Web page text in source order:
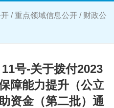
/重点领域信息公开 / 财政公
号-关于拨付2023
障能力提升（公立
资金（第二批）通